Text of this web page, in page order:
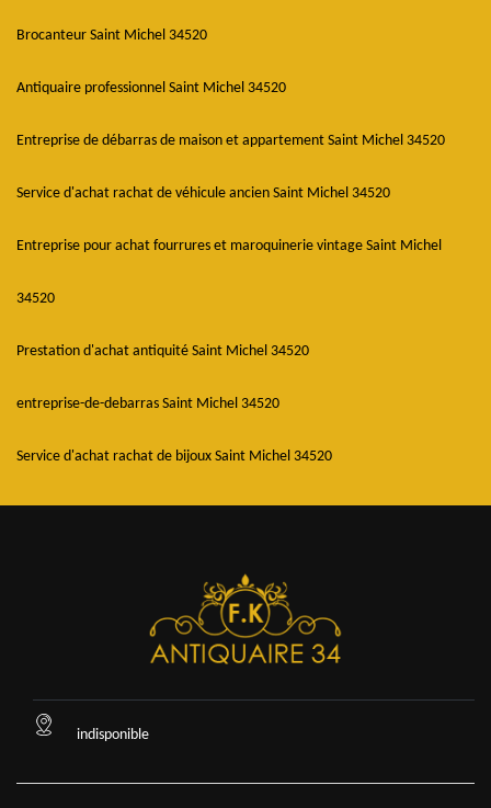
Brocanteur Saint Michel 34520
Antiquaire professionnel Saint Michel 34520
Entreprise de débarras de maison et appartement Saint Michel 34520
Service d'achat rachat de véhicule ancien Saint Michel 34520
Entreprise pour achat fourrures et maroquinerie vintage Saint Michel
34520
Prestation d'achat antiquité Saint Michel 34520
entreprise-de-debarras Saint Michel 34520
Service d'achat rachat de bijoux Saint Michel 34520
indisponible